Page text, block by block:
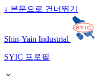
↓ 본문으로 건너뛰기
Shin-Yain Industrial
SYIC 프로필